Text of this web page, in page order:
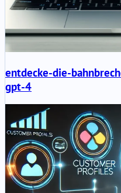
entdecke-die-
gpt-4